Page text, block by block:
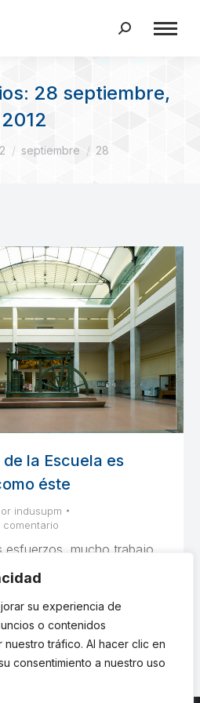
su experiencia de
o contenidos
tráfico. Al hacer clic en
consentimiento a nuestro uso
Buscar:
28 septiembre,
2012
septiembre 28
la Escuela es
éste
indusupm
comentario
esfuerzos, mucho trabajo
el día y Escuela
más puede estar
promoción.